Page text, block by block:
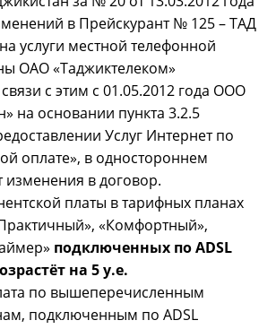
в Прейскурант № 125 – ТАД
услуги местной телефонной
ОАО «Таджиктелеком»
с этим с 01.05.2012 года ООО
на основании пункта 3.2.5
Услуг Интернет по
оплате», в одностороннем
изменения в договор.
платы в тарифных планах
«Комфортный»,
подключенных по ADSL
на 5 у.е.
по вышеперечисленным
подключенным по ADSL